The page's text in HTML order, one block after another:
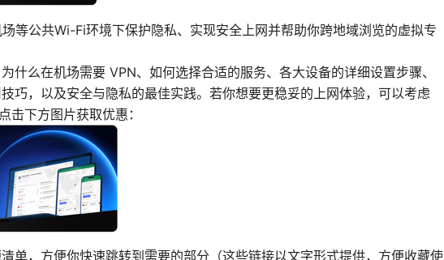
等公共Wi-Fi环境下保护隐私、实现安全上网并帮助你跨地域浏览的虚拟专
什么在机场需要 VPN、如何选择合适的服务、各大设备的详细设置步骤、
巧，以及安全与隐私的最佳实践。若你想要更稳妥的上网体验，可以考虑
击下方图片获取优惠：
单，方便你快速跳转到需要的部分（这些链接以文字形式提供，方便收藏使